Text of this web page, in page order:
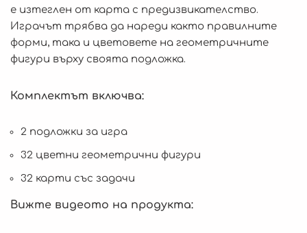
е изтеглен от карта с предизвикателство.
Играчът трябва да нареди както правилните
форми, така и цветовете на геометричните
фигури върху своята подложка.
Комплектът включва:
2 подложки за игра
32 цветни геометрични фигури
32 карти със задачи
Вижте видеото на продукта: